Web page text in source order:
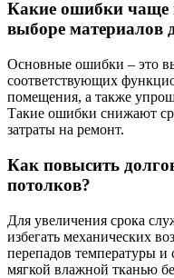
Какие ошибки чаще
выборе материалов
Основные ошибки – это
соответствующих
помещения, а также
Такие ошибки снижают
затраты на ремонт.
Как повысить
потолков?
Для увеличения срока
избегать механических
перепадов температуры и
мягкой влажной тканью